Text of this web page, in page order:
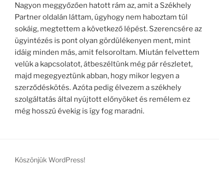
Nagyon meggyőzően hatott rám az, amit a Székhely
Partner oldalán láttam, úgyhogy nem haboztam túl
sokáig, megtettem a következő lépést. Szerencsére az
ügyintézés is pont olyan gördülékenyen ment, mint
idáig minden más, amit felsoroltam. Miután felvettem
velük a kapcsolatot, átbeszéltünk még pár részletet,
majd megegyeztünk abban, hogy mikor legyen a
szerződéskötés. Azóta pedig élvezem a székhely
szolgáltatás által nyújtott előnyöket és remélem ez
még hosszú évekig is így fog maradni.
Köszönjük WordPress!